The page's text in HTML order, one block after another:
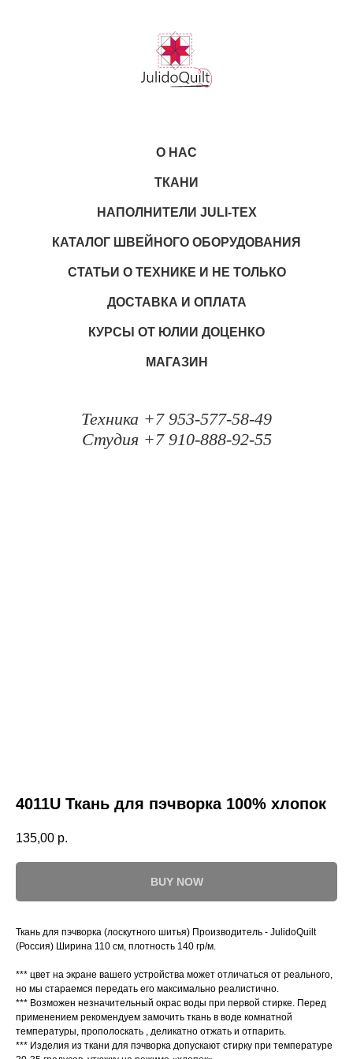
О НАС
ТКАНИ
НАПОЛНИТЕЛИ JULI-TEX
КАТАЛОГ ШВЕЙНОГО ОБОРУДОВАНИЯ
СТАТЬИ О ТЕХНИКЕ И НЕ ТОЛЬКО
ДОСТАВКА И ОПЛАТА
КУРСЫ ОТ ЮЛИИ ДОЦЕНКО
МАГАЗИН
Техника +7 953-577-58-49
Студия +7 910-888-92-55
4011U Ткань для пэчворка 100% хлопок
135,00 р.
BUY NOW
Ткань для пэчворка (лоскутного шитья) Производитель - JulidoQuilt
(Россия) Ширина 110 см, плотность 140 гр/м.
*** цвет на экране вашего устройства может отличаться от реального,
но мы стараемся передать его максимально реалистично.
*** Возможен незначительный окрас воды при первой стирке. Перед
применением рекомендуем замочить ткань в воде комнатной
температуры, прополоскать , деликатно отжать и отпарить.
*** Изделия из ткани для пэчворка допускают стирку при температуре